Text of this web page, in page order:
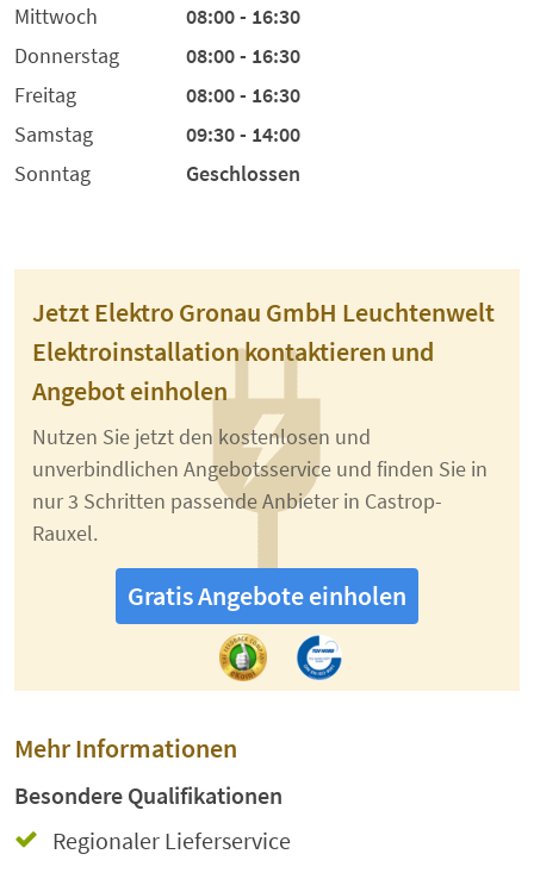
Mittwoch
08:00 - 16:30
Donnerstag
08:00 - 16:30
Freitag
08:00 - 16:30
Samstag
09:30 - 14:00
Sonntag
Geschlossen
Jetzt Elektro Gronau GmbH Leuchtenwelt
Elektroinstallation kontaktieren und
Angebot einholen
Nutzen Sie jetzt den kostenlosen und
unverbindlichen Angebotsservice und finden Sie in
nur 3 Schritten passende Anbieter in Castrop-
Rauxel.
Gratis Angebote einholen
Mehr Informationen
Besondere Qualifikationen
Regionaler Lieferservice